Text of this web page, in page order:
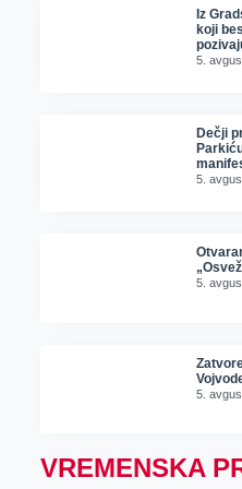
Iz
koji
5.
Dečji
5.
5.
5.
VREMENSKA